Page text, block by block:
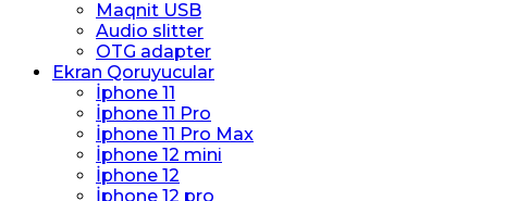
Maqnit USB
Audio slitter
OTG adapter
Ekran Qoruyucular
İphone 11
İphone 11 Pro
İphone 11 Pro Max
İphone 12 mini
İphone 12
İphone 12 pro